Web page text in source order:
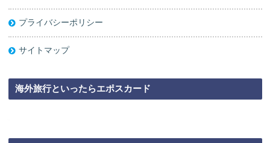
プライバシーポリシー
サイトマップ
海外旅行といったらエポスカード